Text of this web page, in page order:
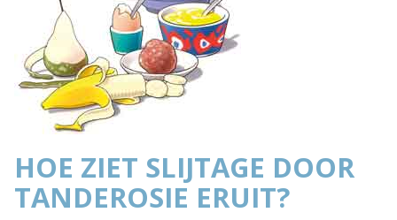
HOE ZIET SLIJTAGE DOOR
TANDEROSIE ERUIT?